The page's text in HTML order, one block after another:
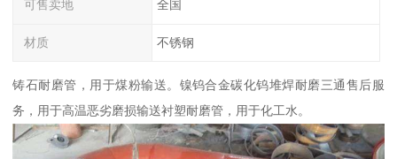
可售卖地 全国
材质 不锈钢
铸石耐磨管，用于煤粉输送。镍钨合金碳化钨堆焊耐磨三通售后服
务，用于高温恶劣磨损输送衬塑耐磨管，用于化工水。